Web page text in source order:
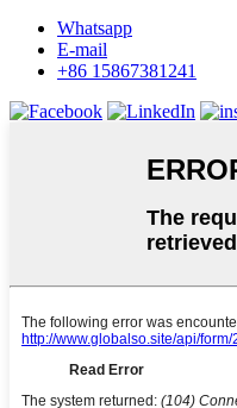
Whatsapp
E-mail
+86 15867381241